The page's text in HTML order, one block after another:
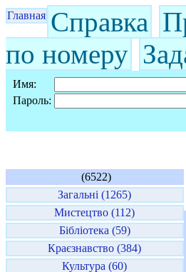
Главная Справка
по номеру
Имя:
Пароль:
(6522)
Загальні (1265)
Мистецтво (112)
Бібліотека (59)
Краєзнавство (384)
Культура (60)